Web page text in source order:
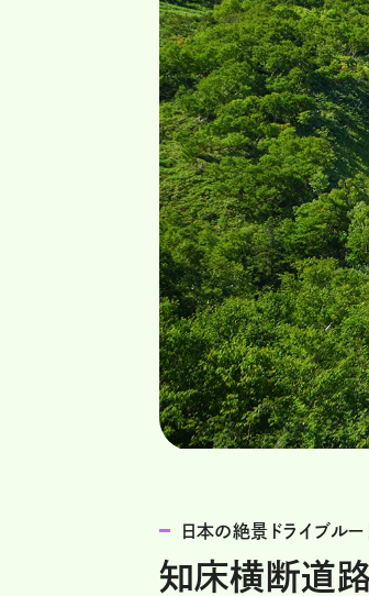
日本の絶景ドライブルー
知床横断道路